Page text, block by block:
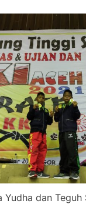
Yudha dan Teguh